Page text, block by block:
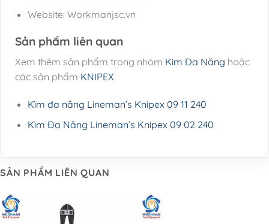
Website: Workmanjsc.vn
Sản phẩm liên quan
Xem thêm sản phẩm trong nhóm Kìm Đa Năng hoặc
các sản phẩm KNIPEX.
Kìm đa năng Lineman’s Knipex 09 11 240
Kìm Đa Năng Lineman’s Knipex 09 02 240
SẢN PHẨM LIÊN QUAN